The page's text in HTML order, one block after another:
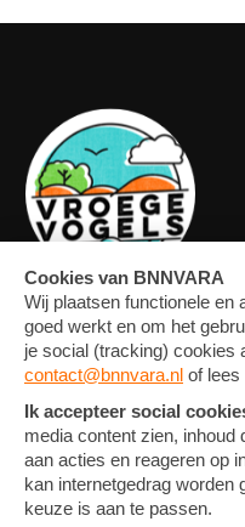
OVERZICHT
ARTIKELEN
FOTO'S